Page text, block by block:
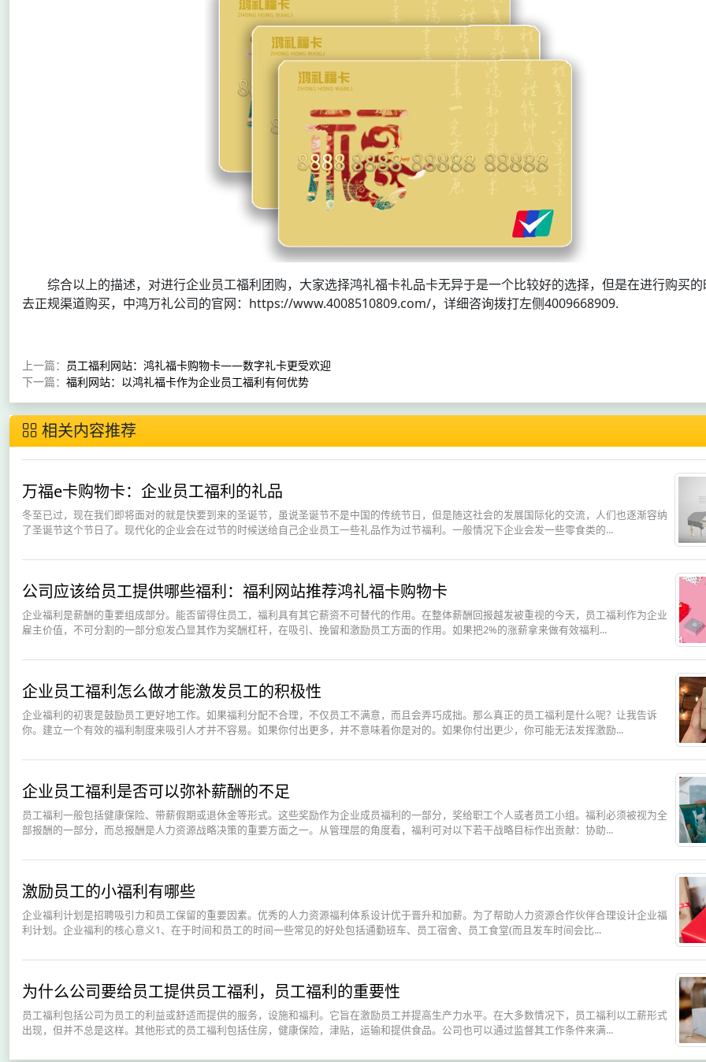
综合以上的描述，对进行企业员工福利团购，大家选择鸿礼福卡礼品卡无异于是一个比较好的选择，但是在进行购买
去正规渠道购买，中鸿万礼公司的官网：https://www.4008510809.com/，详细咨询拨打左侧4009668909.
上一篇： 员工福利网站：鸿礼福卡购物卡——数字礼卡更受欢迎
下一篇： 福利网站：以鸿礼福卡作为企业员工福利有何优势
相关内容推荐
万福e卡购物卡：企业员工福利的礼品
冬至已过，现在我们即将面对的就是快要到来的圣诞节，虽说圣诞节不是中国的传统节日，但是随这社会的发展国际化的交流，人们也逐渐容纳
了圣诞节这个节日了。现代化的企业会在过节的时候送给自己企业员工一些礼品作为过节福利。一般情况下企业会发一些零食类的...
公司应该给员工提供哪些福利：福利网站推荐鸿礼福卡购物卡
企业福利是薪酬的重要组成部分。能否留得住员工，福利具有其它薪资不可替代的作用。在整体薪酬回报越发被重视的今天，员工福利作为企业
雇主价值，不可分割的一部分愈发凸显其作为奖酬杠杆，在吸引、挽留和激励员工方面的作用。如果把2%的涨薪拿来做有效福利...
企业员工福利怎么做才能激发员工的积极性
企业福利的初衷是鼓励员工更好地工作。如果福利分配不合理，不仅员工不满意，而且会弄巧成拙。那么真正的员工福利是什么呢？让我告诉
你。建立一个有效的福利制度来吸引人才并不容易。如果你付出更多，并不意味着你是对的。如果你付出更少，你可能无法发挥激励...
企业员工福利是否可以弥补薪酬的不足
员工福利一般包括健康保险、带薪假期或退休金等形式。这些奖励作为企业成员福利的一部分，奖给职工个人或者员工小组。福利必须被视为全
部报酬的一部分，而总报酬是人力资源战略决策的重要方面之一。从管理层的角度看，福利可对以下若干战略目标作出贡献：协助...
激励员工的小福利有哪些
企业福利计划是招聘吸引力和员工保留的重要因素。优秀的人力资源福利体系设计优于晋升和加薪。为了帮助人力资源合作伙伴合理设计企业福
利计划。企业福利的核心意义1、在于时间和员工的时间一些常见的好处包括通勤班车、员工宿舍、员工食堂(而且发车时间会比...
为什么公司要给员工提供员工福利，员工福利的重要性
员工福利包括公司为员工的利益或舒适而提供的服务，设施和福利。它旨在激励员工并提高生产力水平。在大多数情况下，员工福利以工薪形式
出现，但并不总是这样。其他形式的员工福利包括住房，健康保险，津贴，运输和提供食品。公司也可以通过监督其工作条件来满...